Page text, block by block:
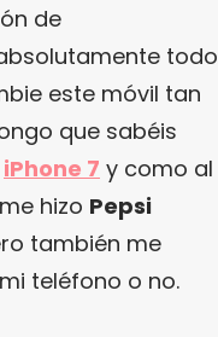
de
todo
este móvil tan
que sabéis
iPhone 7 y como al
hizo Pepsi
también me
teléfono o no.